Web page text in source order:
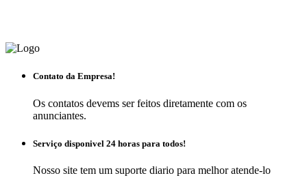
Contato da Empresa!
Os contatos devems ser feitos diretamente com os
anunciantes.
Serviço disponivel 24 horas para todos!
Nosso site tem um suporte diario para melhor atende-lo